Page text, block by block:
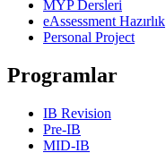
MYP Dersleri
eAssessment Hazırlık
Personal Project
Programlar
IB Revision
Pre-IB
MID-IB